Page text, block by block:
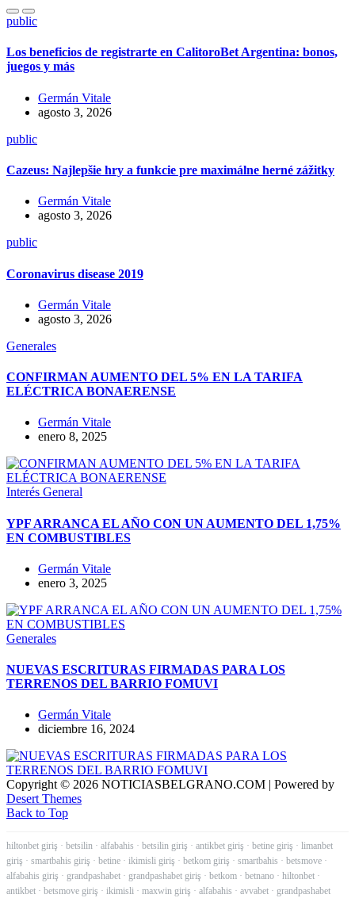
public
Los beneficios de registrarte en CalitoroBet Argentina: bonos,
juegos y más
Germán Vitale
agosto 3, 2026
public
Cazeus: Najlepšie hry a funkcie pre maximálne herné zážitky
Germán Vitale
agosto 3, 2026
public
Coronavirus disease 2019
Germán Vitale
agosto 3, 2026
Generales
CONFIRMAN AUMENTO DEL 5% EN LA TARIFA
ELÉCTRICA BONAERENSE
Germán Vitale
enero 8, 2025
Interés General
YPF ARRANCA EL AÑO CON UN AUMENTO DEL 1,75%
EN COMBUSTIBLES
Germán Vitale
enero 3, 2025
Generales
NUEVAS ESCRITURAS FIRMADAS PARA LOS
TERRENOS DEL BARRIO FOMUVI
Germán Vitale
diciembre 16, 2024
Copyright © 2026 NOTICIASBELGRANO.COM | Powered by
Desert Themes
Back to Top
hiltonbet giriş · betsilin · alfabahis · betsilin giriş · antikbet giriş · betine giriş · limanbet
giriş · smartbahis giriş · betine · ikimisli giriş · betkom giriş · smartbahis · betsmove ·
alfabahis giriş · grandpashabet · grandpashabet giriş · betkom · betnano · hiltonbet ·
antikbet · betsmove giriş · ikimisli · maxwin giriş · alfabahis · avvabet · grandpashabet